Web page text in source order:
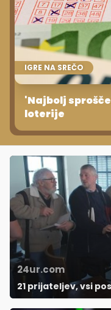
IGRE NA SREČO
'Najbolj
loterije
24ur.com
21 prijateljev, vsi